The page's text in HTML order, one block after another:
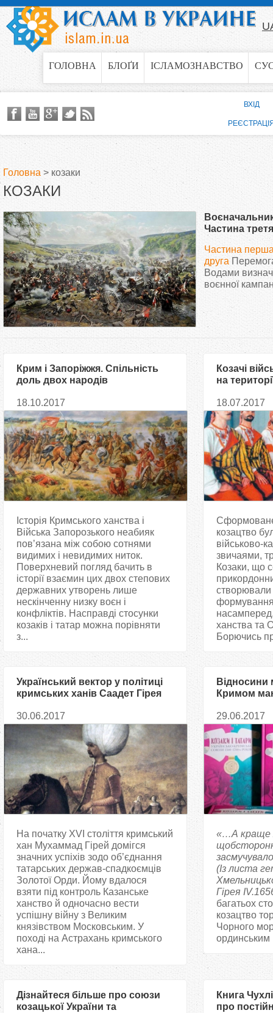
Jump to navigation
ГОЛОВНА БЛОҐИ ІСЛАМОЗНАВСТВО
В
и
є
т
у
Головна > козаки
КОЗАКИ
Частина третя
Частина
друга
Водами
воєнної
Крим і Запоріжжя. Спільність
доль двох народів
18.10.2017
Історія Кримського ханства і
Війська Запорозького неабияк
пов’язана між собою сотнями
видимих ​​і невидимих ​​ниток.
Поверхневий погляд бачить в
історії взаємин цих двох степових
державних утворень лише
нескінченну низку воєн і
конфліктів. Насправді стосунки
козаків і татар можна порівняти
з...
Козачі
на
18.07.2017
Сформоване
козацтво
військово-
звичаями,
Козаки, що
створювали
ханства та
Борючись
Український вектор у політиці
кримських ханів Саадет Гірея
половині XVI ст.
30.06.2017
На початку XVI століття кримський
хан Мухаммад Гірей домігся
значних успіхів зодо об’єднання
татарських держав-спадкоємців
Золотої Орди. Йому вдалося
взяти під контроль Казанське
ханство й одночасно вести
успішну війну з Великим
князівством Московським. У
поході на Астрахань кримського
хана...
Відносини
Кримом
29.06.2017
«…А краще
(Із листа
Гірея
багатьох
козацтво
Чорного
ординським
Дізнайтеся більше про союзи
козацької України та
Книга
про
ВХІД